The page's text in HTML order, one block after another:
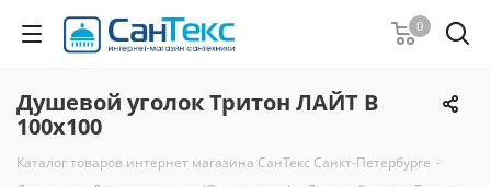
0
Душевой уголок Тритон ЛАЙТ В
100x100
Каталог товаров интернет магазина СанТекс Санкт-Петербурге -